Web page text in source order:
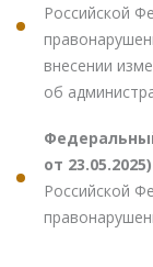
Российской
внесении
об
от 23.05.2025)
Российской